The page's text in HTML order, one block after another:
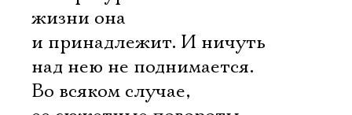
жизни она
и принадлежит. И ничуть
над нею не поднимается.
Во всяком случае,
Ознакомиться